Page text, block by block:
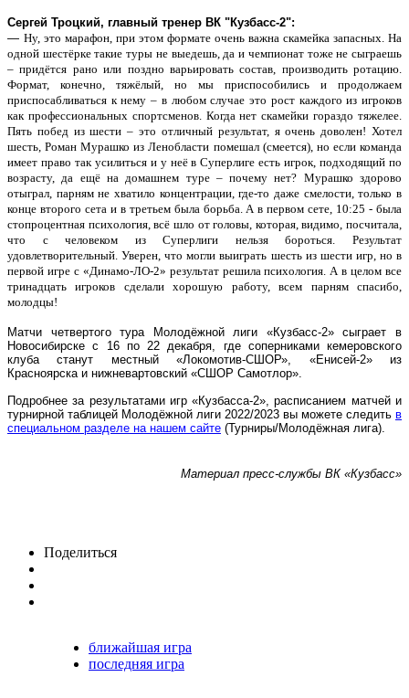
Сергей Троцкий, главный тренер ВК "Кузбасс-2":
— Ну, это марафон, при этом формате очень важна скамейка запасных. На
одной шестёрке такие туры не выедешь, да и чемпионат тоже не сыграешь
– придётся рано или поздно варьировать состав, производить ротацию.
Формат, конечно, тяжёлый, но мы приспособились и продолжаем
приспосабливаться к нему – в любом случае это рост каждого из игроков
как профессиональных спортсменов. Когда нет скамейки гораздо тяжелее.
Пять побед из шести – это отличный результат, я очень доволен! Хотел
шесть, Роман Мурашко из Ленобласти помешал (смеется), но если команда
имеет право так усилиться и у неё в Суперлиге есть игрок, подходящий по
возрасту, да ещё на домашнем туре – почему нет? Мурашко здорово
отыграл, парням не хватило концентрации, где-то даже смелости, только в
конце второго сета и в третьем была борьба. А в первом сете, 10:25 - была
стопроцентная психология, всё шло от головы, которая, видимо, посчитала,
что с человеком из Суперлиги нельзя бороться. Результат
удовлетворительный. Уверен, что могли выиграть шесть из шести игр, но в
первой игре с «Динамо-ЛО-2» результат решила психология. А в целом все
тринадцать игроков сделали хорошую работу, всем парням спасибо,
молодцы!
Матчи четвертого тура Молодёжной лиги «Кузбасс-2» сыграет в
Новосибирске с 16 по 22 декабря, где соперниками кемеровского
клуба станут местный «Локомотив-СШОР», «Енисей-2» из
Красноярска и нижневартовский «СШОР Самотлор».
Подробнее за результатами игр «Кузбасса-2», расписанием матчей и
турнирной таблицей Молодёжной лиги 2022/2023 вы можете следить в
специальном разделе на нашем сайте (Турниры/Молодёжная лига).
Материал пресс-службы ВК «Кузбасс»
Поделиться
ближайшая игра
последняя игра